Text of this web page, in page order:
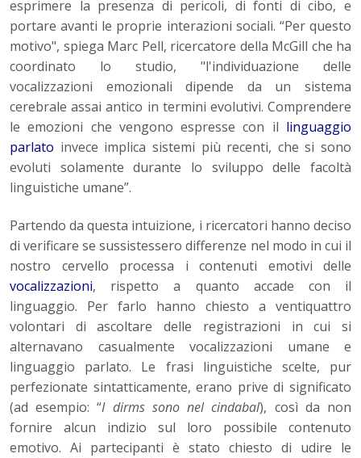
esprimere la presenza di pericoli, di fonti di cibo, e
portare avanti le proprie interazioni sociali. “Per questo
motivo", spiega Marc Pell, ricercatore della McGill che ha
coordinato lo studio, "l'individuazione delle
vocalizzazioni emozionali dipende da un sistema
cerebrale assai antico in termini evolutivi. Comprendere
le emozioni che vengono espresse con il linguaggio
parlato invece implica sistemi più recenti, che si sono
evoluti solamente durante lo sviluppo delle facoltà
linguistiche umane”.
Partendo da questa intuizione, i ricercatori hanno deciso
di verificare se sussistessero differenze nel modo in cui il
nostro cervello processa i contenuti emotivi delle
vocalizzazioni, rispetto a quanto accade con il
linguaggio. Per farlo hanno chiesto a ventiquattro
volontari di ascoltare delle registrazioni in cui si
alternavano casualmente vocalizzazioni umane e
linguaggio parlato. Le frasi linguistiche scelte, pur
perfezionate sintatticamente, erano prive di significato
(ad esempio: “I dirms sono nel cindabal), così da non
fornire alcun indizio sul loro possibile contenuto
emotivo. Ai partecipanti è stato chiesto di udire le